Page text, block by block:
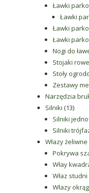
Ławki
Ławki
Ławki
Ławki
Nogi do
Stojaki
Stoły
Zestawy
Narzędzia
Silniki 1313
Silniki
Silniki
Włazy żeliwne
Pokrywa
Włay
Właz
Włazy